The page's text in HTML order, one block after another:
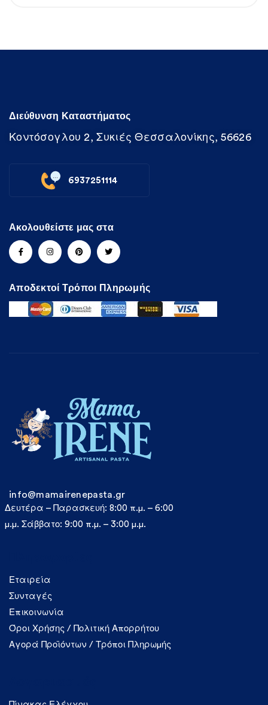
Διεύθυνση Καταστήματος
Κοντόσογλου 2, Συκιές Θεσσαλονίκης, 56626
6937251114
Ακολουθείστε μας στα
Αποδεκτοί Τρόποι Πληρωμής
Εταιρεία
Συνταγές
Επικοινωνία
Όροι Χρήσης / Πολιτική Απορρήτου
Αγορά Προϊόντων / Τρόποι Πληρωμής
info@mamairenepasta.gr
Δευτέρα – Παρασκευή: 8:00 π.μ. – 6:00
μ.μ. Σάββατο: 9:00 π.μ. – 3:00 μ.μ.